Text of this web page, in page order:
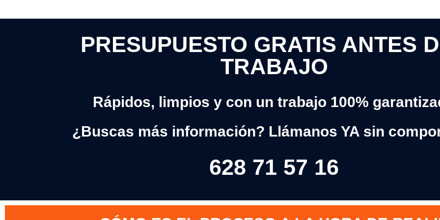
PRESUPUESTO GRATIS ANTES
TRABAJO
Rápidos, limpios y con un trabajo 100%
¿Buscas más información? Llámanos YA sin
628 71 57 16